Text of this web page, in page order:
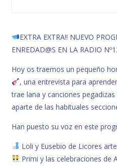
EXTRA EXTRA!! NUEVO
ENREDAD@S EN LA RADIO
Hoy os traemos un pequeño
, una entrevista para
trae lana y canciones
aparte de las habituales
Han puesto su voz en este
Loli y Eusebio de Licores
Primi y las celebraciones de